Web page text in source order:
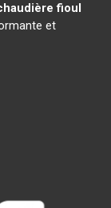
fioul
et